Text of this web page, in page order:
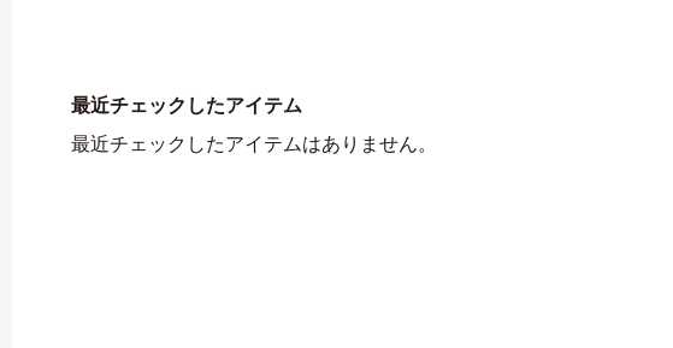
最近チェックしたアイテム
最近チェックしたアイテムはありません。